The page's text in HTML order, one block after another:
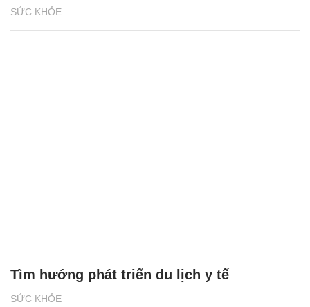
SỨC KHỎE
SỨC KHỎE
Tìm hướng phát triển du lịch y tế